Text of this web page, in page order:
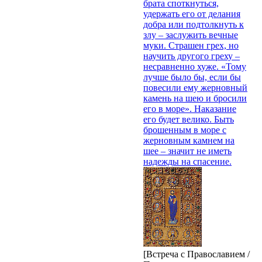
брата споткнуться,
удержать его от делания
добра или подтолкнуть к
злу – заслужить вечные
муки. Страшен грех, но
научить другого греху –
несравненно хуже. «Тому
лучше было бы, если бы
повесили ему жерновный
камень на шею и бросили
его в море». Наказание
его будет велико. Быть
брошенным в море с
жерновным камнем на
шее – значит не иметь
надежды на спасение.
[Встреча с Православием /